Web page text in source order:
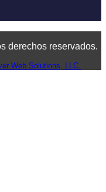
derechos reservados.
Web Solutions, LLC.